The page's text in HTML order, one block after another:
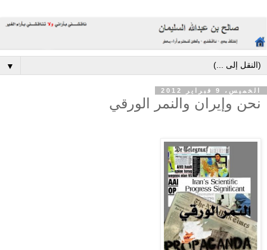
▼
الخميس، 9 فبراير 2012
نحن وإيران والنمر الورقي